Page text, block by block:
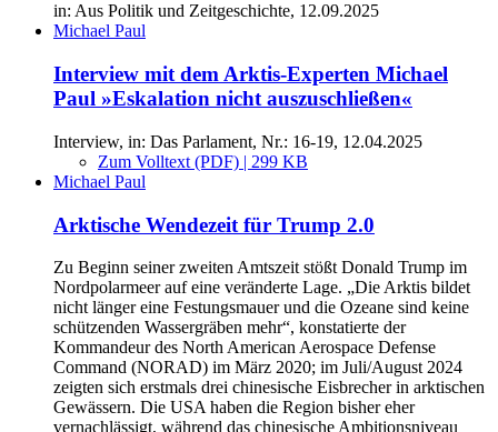
in: Aus Politik und Zeitgeschichte, 12.09.2025
Michael Paul
Interview mit dem Arktis-Experten Michael
Paul »Eskalation nicht auszuschließen«
Interview, in: Das Parlament, Nr.: 16-19, 12.04.2025
Zum Volltext (PDF) | 299 KB
Michael Paul
Arktische Wendezeit für Trump 2.0
Zu Beginn seiner zweiten Amtszeit stößt Donald Trump im
Nordpolarmeer auf eine veränderte Lage. „Die Arktis bildet
nicht länger eine Festungsmauer und die Ozeane sind keine
schützenden Wassergräben mehr“, konstatierte der
Kommandeur des North American Aerospace Defense
Command (NORAD) im März 2020; im Juli/August 2024
zeigten sich erstmals drei chinesische Eisbrecher in arktischen
Gewässern. Die USA haben die Region bisher eher
vernachlässigt, während das chinesische Ambitionsniveau